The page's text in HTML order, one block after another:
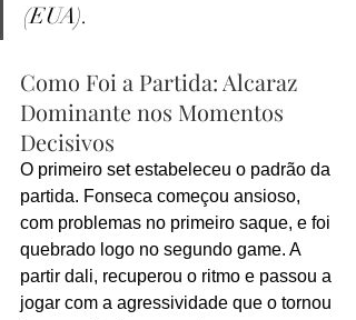
(EUA).
Como Foi a Partida: Alcaraz
Dominante nos Momentos
Decisivos
O primeiro set estabeleceu o padrão da
partida. Fonseca começou ansioso,
com problemas no primeiro saque, e foi
quebrado logo no segundo game. A
partir dali, recuperou o ritmo e passou a
jogar com a agressividade que o tornou